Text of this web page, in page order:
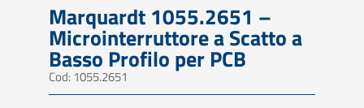
Marquardt 1055.2651 –
Microinterruttore a Scatto a
Basso Profilo per PCB
Cod: 1055.2651